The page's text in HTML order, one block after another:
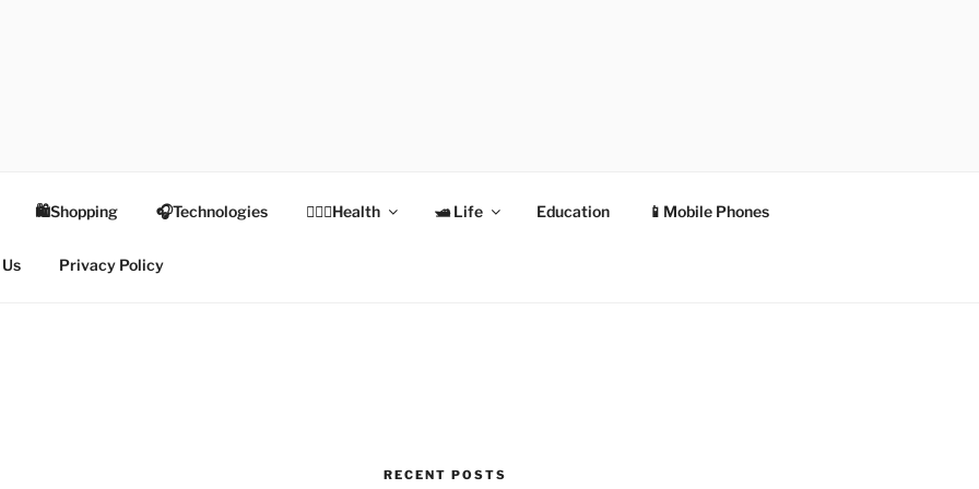
🛍Shopping 🎧Technologies 👩🏻‍⚕️Health 🛥 Life Education 📱Mobile Phones
Privacy Policy
RECENT POSTS